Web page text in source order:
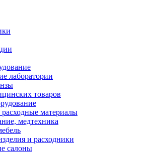
лаборатории
товаров
материалы
медтехника
и расходники
салоны